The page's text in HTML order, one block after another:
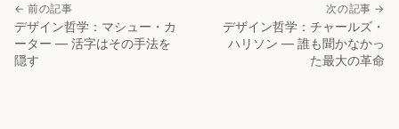
← 前の記事
デザイン哲学：マシュー・カ
ーター — 活字はその手法を
隠す
次の記事 →
デザイン哲学：チャールズ・
ハリソン — 誰も聞かなかっ
た最大の革命